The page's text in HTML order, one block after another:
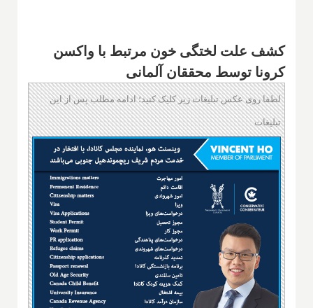
کشف علت لختگی خون مرتبط با واکسن
کرونا توسط محققان آلمانی
لطفا روی عکس تبلیغات زیر کلیک کنید؛ ادامه مطلب پس از این
تبلیغات